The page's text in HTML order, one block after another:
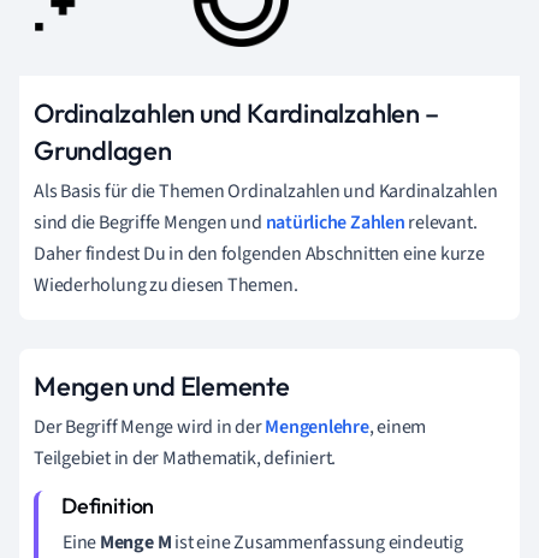
Ordinalzahlen und Kardinalzahlen –
Grundlagen
Als Basis für die Themen Ordinalzahlen und Kardinalzahlen
sind die Begriffe Mengen und natürliche Zahlenrelevant.
Daher findest Du in den folgenden Abschnitten eine kurze
Wiederholung zu diesen Themen.
Mengen und Elemente
Der Begriff Menge wird in derMengenlehre, einem
Teilgebiet in der Mathematik, definiert.
EineMenge Mist eine Zusammenfassung eindeutig